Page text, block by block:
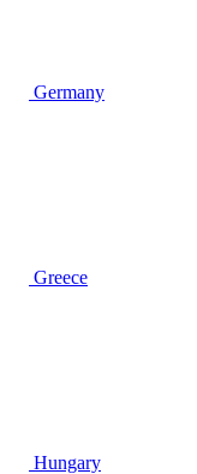
Germany
Greece
Hungary